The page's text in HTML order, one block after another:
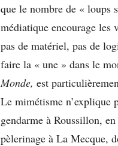
que le nombre de « loups
médiatique encourage
pas de matériel, pas de
faire la « une » dans le
Monde, est
Le mimétisme n’explique
gendarme à Roussillon,
pèlerinage à La Mecque,